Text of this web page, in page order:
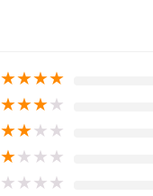
★★★★
★★★★
★★★★
★★★★
★★★★